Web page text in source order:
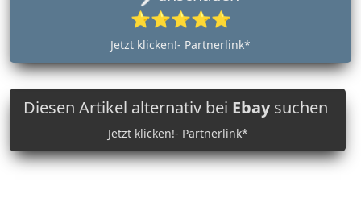
⭐⭐⭐⭐⭐
Jetzt klicken!- Partnerlink*
Diesen Artikel alternativ bei Ebaysuchen
Jetzt klicken!- Partnerlink*